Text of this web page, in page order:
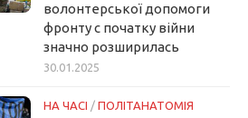
волонтерської допомоги
фронту с початку війни
значно розширилась
30.01.2025
НА ЧАСІ / ПОЛІТАНАТОМІЯ